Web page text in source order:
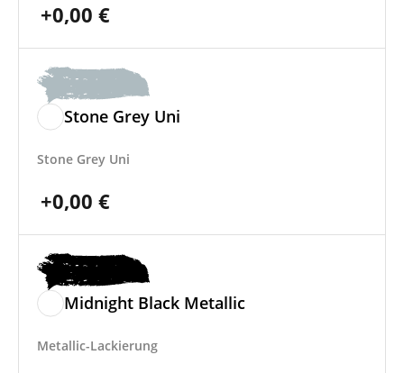
+0,00 €
Stone Grey Uni
Stone Grey Uni
+0,00 €
Midnight Black Metallic
Metallic-Lackierung